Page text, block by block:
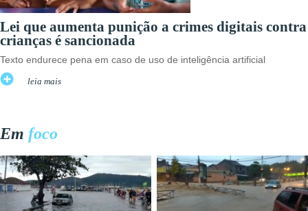
Lei que aumenta punição a crimes digitais contra
crianças é sancionada
Texto endurece pena em caso de uso de inteligência artificial
leia mais
Em foco